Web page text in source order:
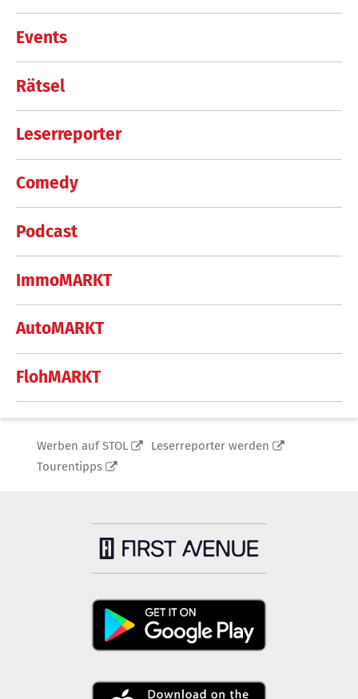
Events
Rätsel
Leserreporter
Comedy
Podcast
ImmoMARKT
AutoMARKT
FlohMARKT
Werben auf STOL
Leserreporter werden
Tourentipps